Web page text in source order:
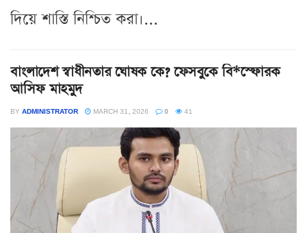
দিয়ে শাস্তি নিশ্চিত করা।...
বাংলাদেশ স্বাধীনতার ঘোষক কে? ফেসবুকে বি*স্ফোরক
আসিফ মাহমুদ
BY ADMINISTRATOR MARCH 31, 2026 0 41